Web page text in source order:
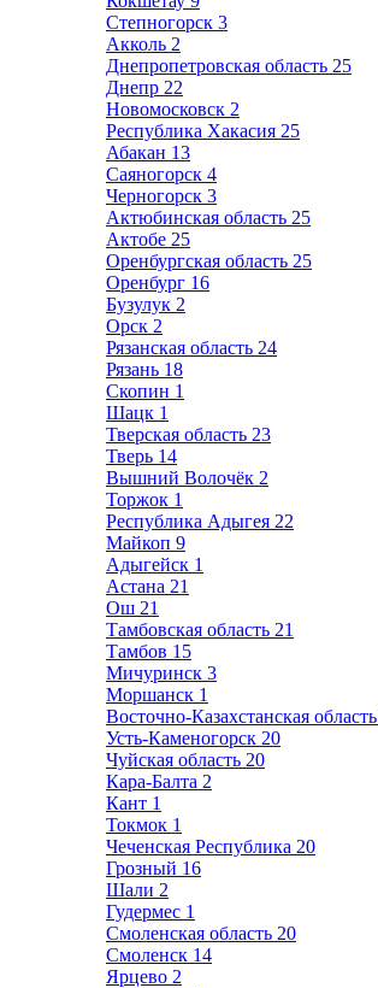
Степногорск 3
Акколь 2
Днепропетровская область 25
Днепр 22
Новомосковск 2
Республика Хакасия 25
Абакан 13
Саяногорск 4
Черногорск 3
Актюбинская область 25
Актобе 25
Оренбургская область 25
Оренбург 16
Бузулук 2
Орск 2
Рязанская область 24
Рязань 18
Скопин 1
Шацк 1
Тверская область 23
Тверь 14
Вышний Волочёк 2
Торжок 1
Республика Адыгея 22
Майкоп 9
Адыгейск 1
Астана 21
Ош 21
Тамбовская область 21
Тамбов 15
Мичуринск 3
Моршанск 1
Восточно-Казахстанская область
Усть-Каменогорск 20
Чуйская область 20
Кара-Балта 2
Кант 1
Токмок 1
Чеченская Республика 20
Грозный 16
Шали 2
Гудермес 1
Смоленская область 20
Смоленск 14
Ярцево 2